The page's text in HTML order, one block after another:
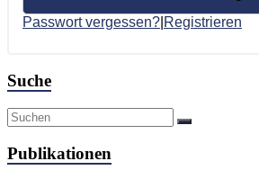
Passwort vergessen? Registrieren
Suche
Publikationen